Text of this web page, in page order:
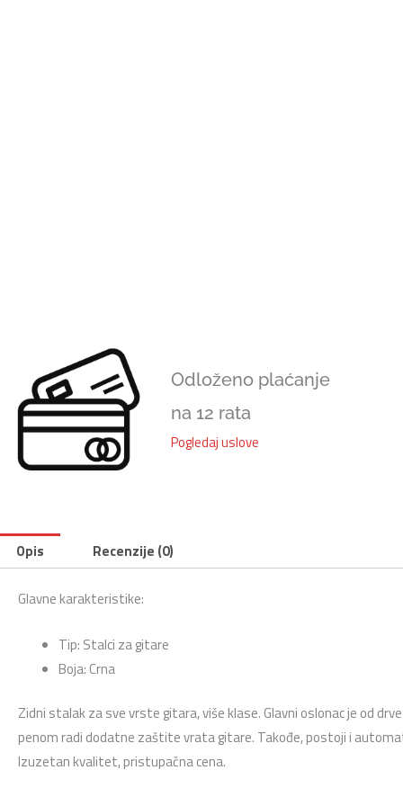
Odloženo plaćanje
na 12 rata
Pogledaj uslove
Opis Recenzije (0)
Glavne karakteristike:
Tip: Stalci za gitare
Boja: Crna
Zidni stalak za sve vrste gitara, više klase. Glavni oslonac je od
penom radi dodatne zaštite vrata gitare. Takođe, postoji i
Izuzetan kvalitet, pristupačna cena.